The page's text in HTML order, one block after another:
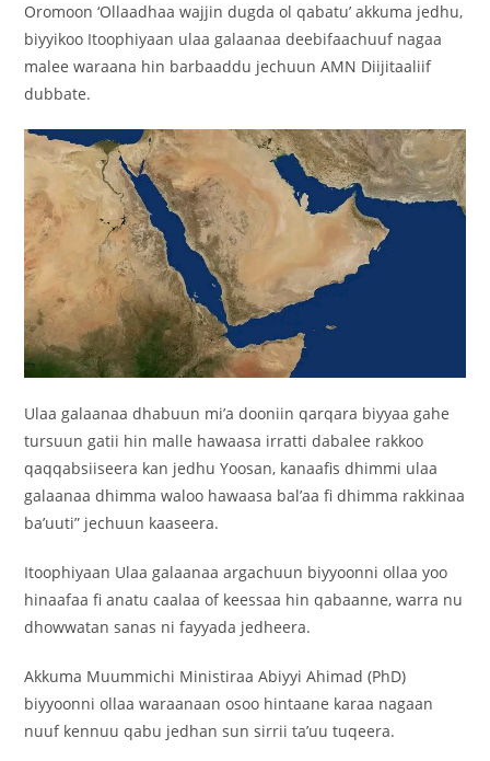
Oromoon ‘Ollaadhaa wajjin dugda ol qabatu’ akkuma jedhu,
biyyikoo Itoophiyaan ulaa galaanaa deebifaachuuf nagaa
malee waraana hin barbaaddu jechuun AMN Diijitaaliif
dubbate.
‎Ulaa galaanaa dhabuun mi’a dooniin qarqara biyyaa gahe
tursuun gatii hin malle hawaasa irratti dabalee rakkoo
qaqqabsiiseera kan jedhu Yoosan, kanaafis dhimmi ulaa
galaanaa dhimma waloo hawaasa bal’aa fi dhimma rakkinaa
ba’uuti” jechuun kaaseera.
‎Itoophiyaan Ulaa galaanaa argachuun biyyoonni ollaa yoo
hinaafaa fi anatu caalaa of keessaa hin qabaanne, warra nu
dhowwatan sanas ni fayyada jedheera.
‎Akkuma Muummichi Ministiraa Abiyyi Ahimad (PhD)
biyyoonni ollaa waraanaan osoo hintaane karaa nagaan
nuuf kennuu qabu jedhan sun sirrii ta’uu tuqeera.